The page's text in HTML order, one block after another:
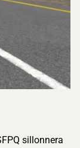
sillonnera